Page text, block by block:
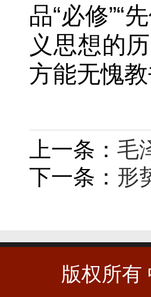
品“必修”“
义思想的
方能无愧
上一条： 毛
下一条： 形
版权所有